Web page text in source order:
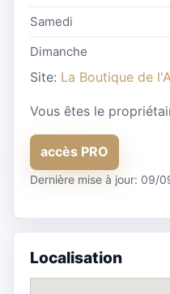
Samedi
Dimanche
Site: La Boutique de
Vous êtes le
accès PRO
Dernière mise à jour: 09/
Localisation